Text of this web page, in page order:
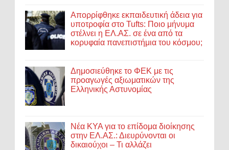
Απορρίφθηκε εκπαιδευτική άδεια για
υποτροφία στο Tufts: Ποιο μήνυμα
στέλνει η ΕΛ.ΑΣ. σε ένα από τα
κορυφαία πανεπιστήμια του κόσμου;
Δημοσιεύθηκε το ΦΕΚ με τις
προαγωγές αξιωματικών της
Ελληνικής Αστυνομίας
Νέα ΚΥΑ για το επίδομα διοίκησης
στην ΕΛ.ΑΣ.: Διευρύνονται οι
δικαιούχοι – Τι αλλάζει